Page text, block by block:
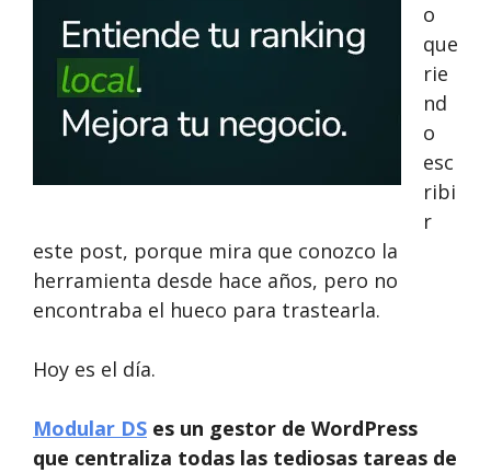
o
que
rie
nd
o
esc
ribi
r
este post, porque mira que conozco la
herramienta desde hace años, pero no
encontraba el hueco para trastearla.
Hoy es el día.
Modular DS es un gestor de WordPress
que centraliza todas las tediosas tareas de